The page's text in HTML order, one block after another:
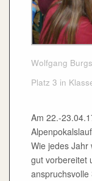
Wolfgang
Platz 3 in
Am 22.-
Wie jedes Jahr
gut vorbereitet